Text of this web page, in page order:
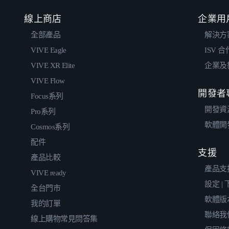
線上商店
全部產品
VIVE Eagle
VIVE XR Elite
VIVE Flow
Focus系列
Pro系列
Cosmos系列
配件
產品比較
VIVE ready
全台門市
我的訂單
線上購物常見問答集
企業用
解決方
ISV 合
企業及
開發者
開發資
軟體開
支援
產品支
設定 |
軟體版
聯絡我